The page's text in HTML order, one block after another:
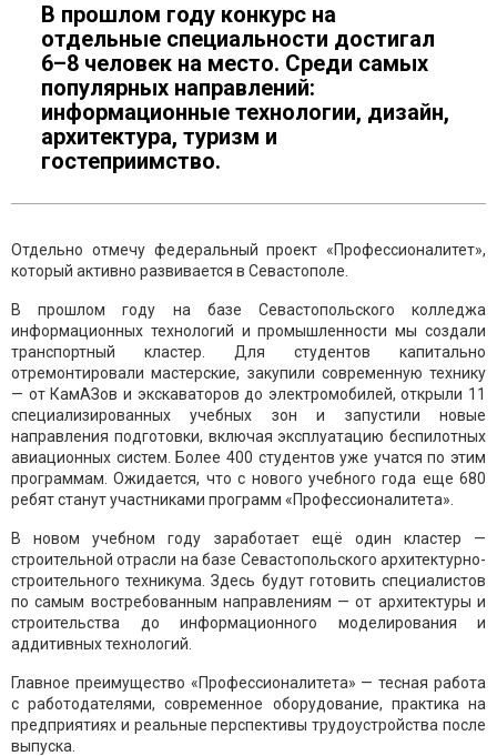
В прошлом году конкурс на
отдельные специальности достигал
6–8 человек на место. Среди самых
популярных направлений:
информационные технологии, дизайн,
архитектура, туризм и
гостеприимство.
Отдельно отмечу федеральный проект «Профессионалитет»,
который активно развивается в Севастополе.
В прошлом году на базе Севастопольского колледжа
информационных технологий и промышленности мы создали
транспортный кластер. Для студентов капитально
отремонтировали мастерские, закупили современную технику
— от КамАЗов и экскаваторов до электромобилей, открыли 11
специализированных учебных зон и запустили новые
направления подготовки, включая эксплуатацию беспилотных
авиационных систем. Более 400 студентов уже учатся по этим
программам. Ожидается, что с нового учебного года еще 680
ребят станут участниками программ «Профессионалитета».
В новом учебном году заработает ещё один кластер —
строительной отрасли на базе Севастопольского архитектурно-
строительного техникума. Здесь будут готовить специалистов
по самым востребованным направлениям — от архитектуры и
строительства до информационного моделирования и
аддитивных технологий.
Главное преимущество «Профессионалитета» — тесная работа
с работодателями, современное оборудование, практика на
предприятиях и реальные перспективы трудоустройства после
выпуска.